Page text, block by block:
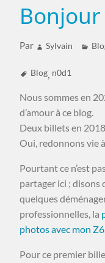
Bonjour
Par Sylvain
Blog n0d1
Nous sommes en
d’amour à ce blog.
Deux billets en
Oui, redonnons vie
Pourtant ce n’est
partager ici ; disons
quelques
professionnelles, la
photos avec mon Z6
Pour ce premier